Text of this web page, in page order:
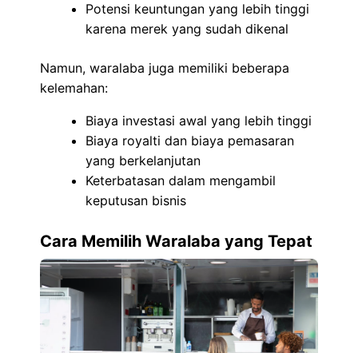
Potensi keuntungan yang lebih tinggi
karena merek yang sudah dikenal
Namun, waralaba juga memiliki beberapa
kelemahan:
Biaya investasi awal yang lebih tinggi
Biaya royalti dan biaya pemasaran
yang berkelanjutan
Keterbatasan dalam mengambil
keputusan bisnis
Cara Memilih Waralaba yang Tepat